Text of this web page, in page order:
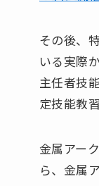
その後、
いる実際
主任者技
定技能教
金属アー
ら、金属